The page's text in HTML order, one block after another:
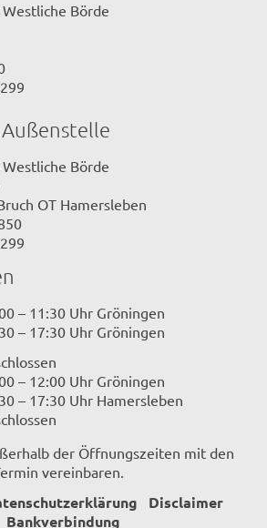
Börde
Börde
OT Hamersleben
– 11:30 Uhr Gröningen
– 17:30 Uhr Gröningen
– 12:00 Uhr Gröningen
– 17:30 Uhr Hamersleben
der Öffnungszeiten mit den
vereinbaren.
Disclaimer
Bankverbindung